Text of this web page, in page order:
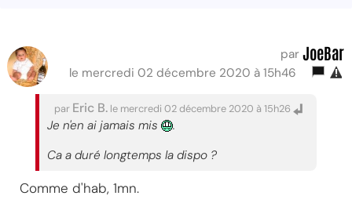
par JoeBar
le mercredi 02 décembre 2020 à 15h46
par Eric B. le mercredi 02 décembre 2020 à 15h26
Je n'en ai jamais mis
.
Ca a duré longtemps la dispo ?
Comme d'hab, 1mn.